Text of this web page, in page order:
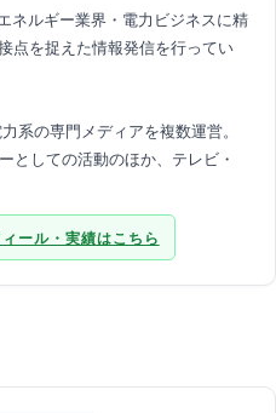
ネルギー業界・電力ビジネスに精
点を捉えた情報発信を行ってい
系の専門メディアを複数運営。
としての活動のほか、テレビ・
ール・実績はこちら